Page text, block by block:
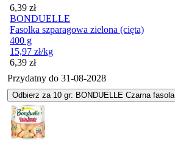
Cena
6,39 zł
BONDUELLE
Fasolka szparagowa zielona (cięta)
400 g
15,97 zł/kg
Cena
6,39 zł
Przydatny do 31-08-2028
Odbierz za 10 gr: BONDUELLE Czarna